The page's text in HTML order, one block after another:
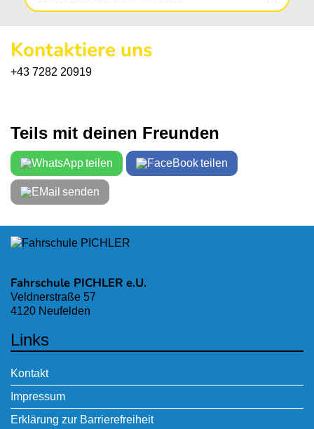
Kontaktiere uns
+43 7282 20919
Teils mit deinen Freunden
teilen teilen
senden
Fahrschule PICHLER e.U.
Veldnerstraße 57
4120 Neufelden
Links
Kontakt
Impressum
Erklärung zur Barrierefreiheit